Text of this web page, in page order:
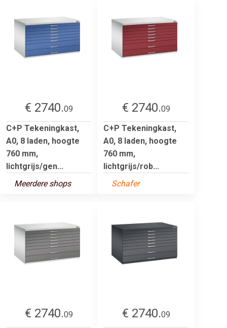
€ 2740.09
C+P Tekeningkast,
A0, 8 laden, hoogte
760 mm,
lichtgrijs/gen...
Meerdere shops
€ 2740.09
C+P Tekeningkast,
A0, 8 laden, hoogte
760 mm,
lichtgrijs/rob...
Schafer
€ 2740.09
€ 2740.09